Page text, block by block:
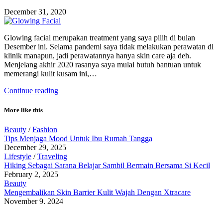
December 31, 2020
Glowing facial merupakan treatment yang saya pilih di bulan
Desember ini. Selama pandemi saya tidak melakukan perawatan di
klinik manapun, jadi perawatannya hanya skin care aja deh.
Menjelang akhir 2020 rasanya saya mulai butuh bantuan untuk
memerangi kulit kusam ini,…
Continue reading
More like this
Beauty /Fashion
Tips Menjaga Mood Untuk Ibu Rumah Tangga
December 29, 2025
Lifestyle /Traveling
Hiking Sebagai Sarana Belajar Sambil Bermain Bersama Si Kecil
February 2, 2025
Beauty
Mengembalikan Skin Barrier Kulit Wajah Dengan Xtracare
November 9, 2024